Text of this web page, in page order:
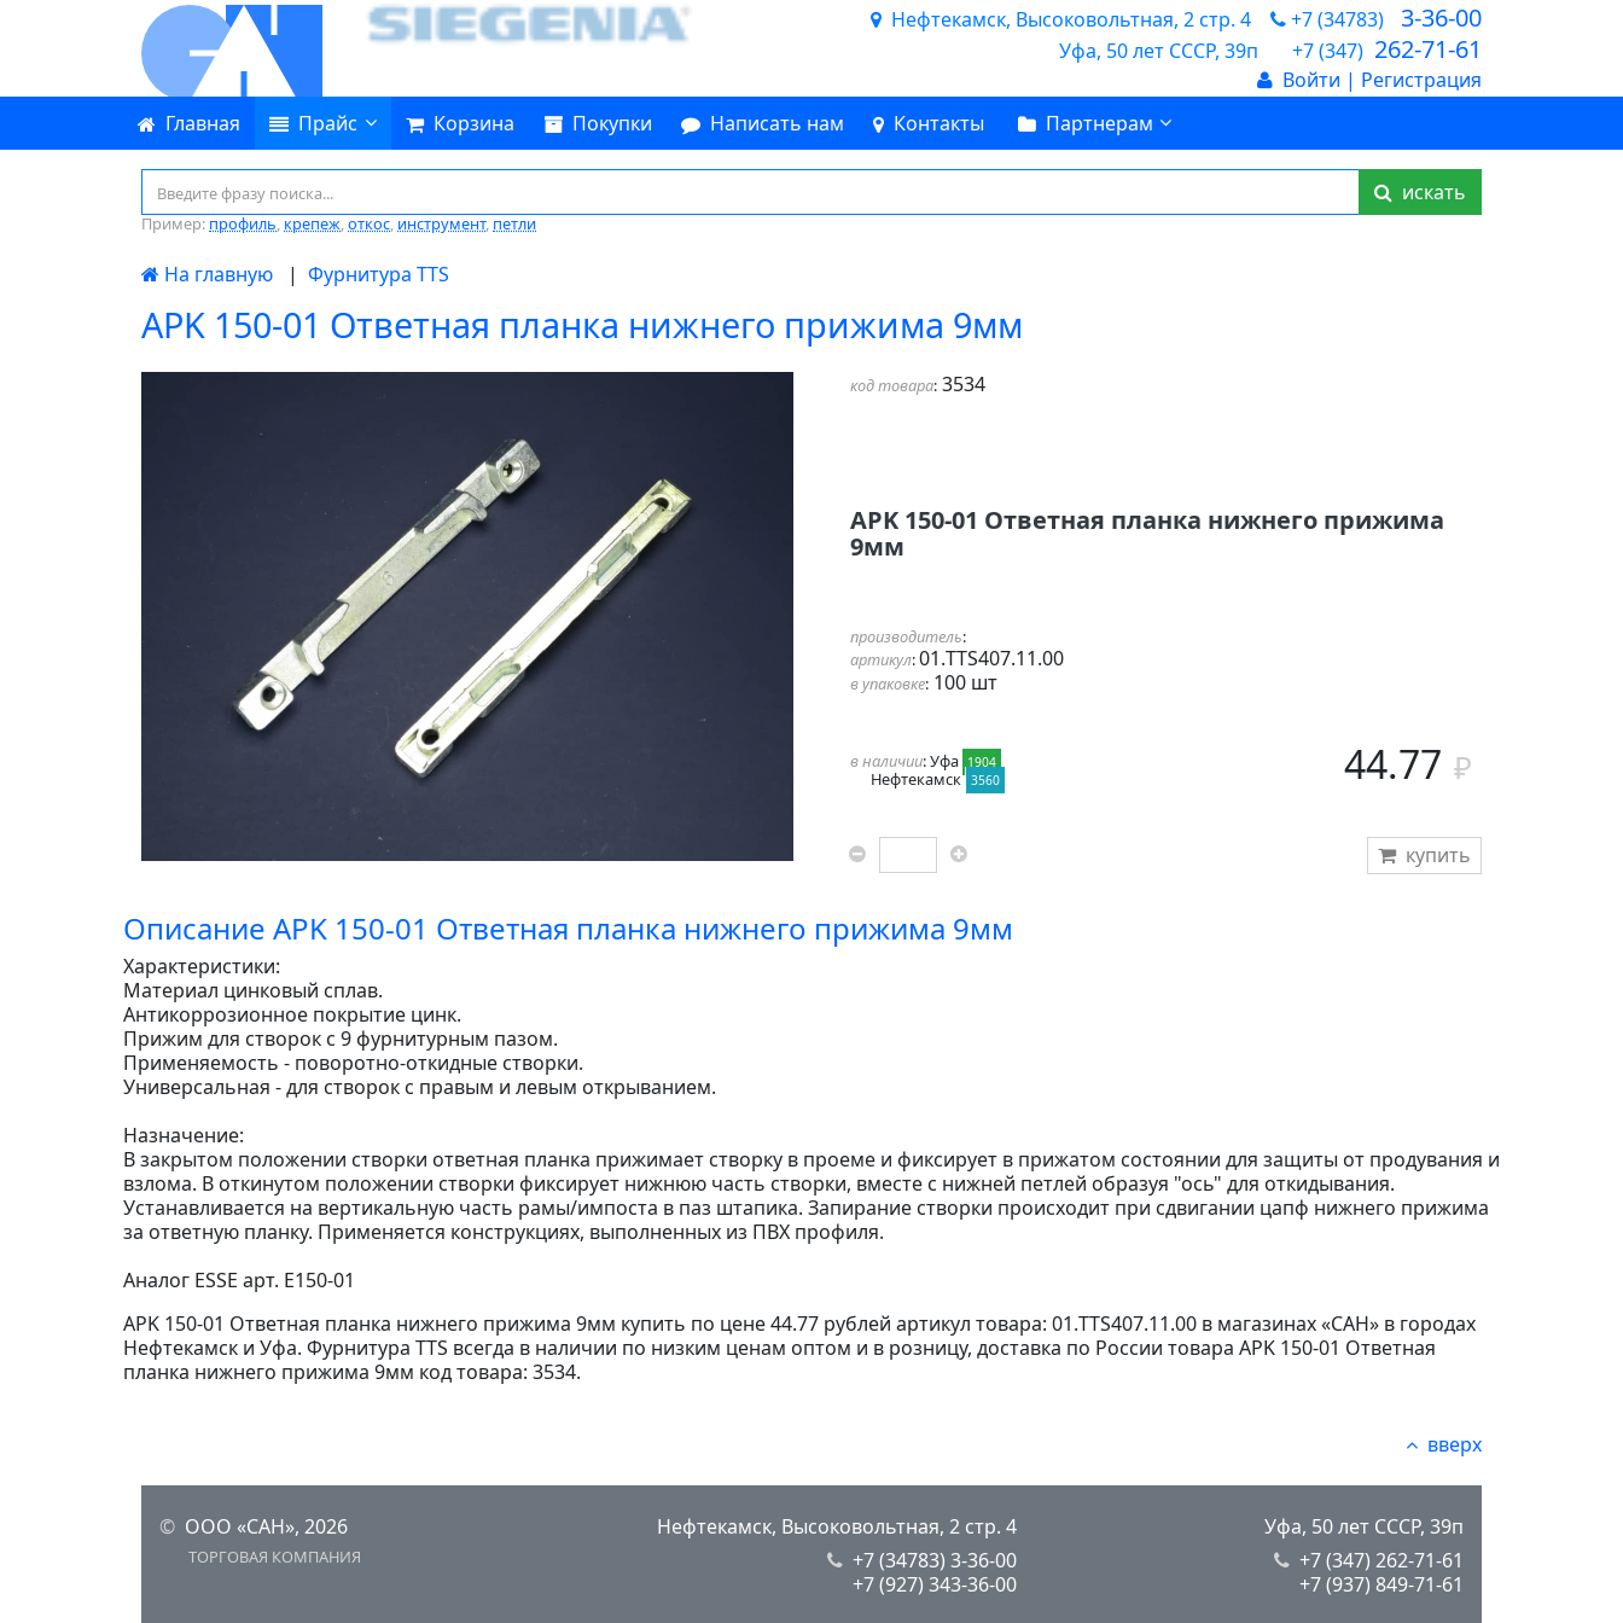
Нефтекамск, Высоковольтная, 2 стр. 4 +7 (34783) 3-36-00
Уфа, 50 лет СССР, 39п +7 (347) 262-71-61
Войти | Регистрация
Главная
Прайс Корзина Покупки Написать нам Контакты Партнерам
искать
Пример: профиль, крепеж,откос, инструмент, петли
На главную | Фурнитура TTS
APK 150-01 Ответная планка нижнего прижима 9мм
код товара: 3534
APK 150-01 Ответная планка нижнего прижима
9мм
производитель:
артикул:01.TTS407.11.00
в упаковке: 100 шт
в наличии: Уфа 1904
Нефтекамск 3560 44.77
купить
Описание APK 150-01 Ответная планка нижнего прижима 9мм
Характеристики:
Материал цинковый сплав.
Антикоррозионное покрытие цинк.
Прижим для створок с 9 фурнитурным пазом.
Применяемость - поворотно-откидные створки.
Универсальная - для створок с правым и левым открыванием.
Назначение:
В закрытом положении створки ответная планка прижимает створку в проеме и фиксирует в прижатом состоянии для защиты от продувания и
взлома. В откинутом положении створки фиксирует нижнюю часть створки, вместе с нижней петлей образуя "ось" для откидывания.
Устанавливается на вертикальную часть рамы/импоста в паз штапика. Запирание створки происходит при сдвигании цапф нижнего прижима
за ответную планку. Применяется конструкциях, выполненных из ПВХ профиля.
Аналог ESSE арт. E150-01
APK 150-01 Ответная планка нижнего прижима 9мм купить по цене 44.77 рублей артикул товара: 01.TTS407.11.00 в магазинах «САН» в городах
Нефтекамск и Уфа. Фурнитура TTS всегда в наличии по низким ценам оптом и в розницу, доставка по России товара APK 150-01 Ответная
планка нижнего прижима 9мм код товара: 3534.
вверх
© ООО «САН», 2026
ТОРГОВАЯ КОМПАНИЯ
Нефтекамск, Высоковольтная, 2 стр. 4
+7 (34783) 3-36-00
+7 (927) 343-36-00
Уфа, 50 лет СССР, 39п
+7 (347) 262-71-61
+7 (937) 849-71-61